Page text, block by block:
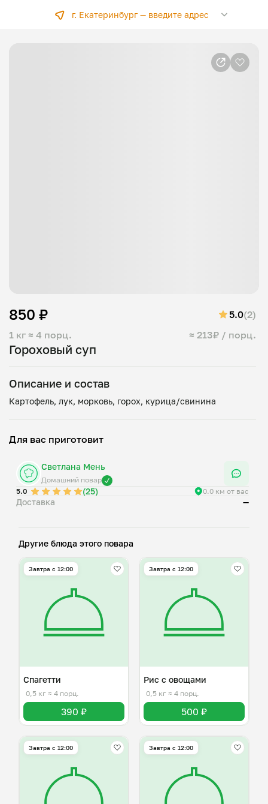
г. Екатеринбург —введите адрес
Гороховый суп
1 кг ≈ 4 порц. ≈ 213₽ / порц.
850 ₽ 5.0(2)
Описание и состав
Для вас приготовит
Светлана Мень
Домашний повар
5.0
(25) 0.0 км от вас
Доставка —
Другие блюда этого повара
Завтра c 12:00
Спагетти
0,5 кг ≈ 4 порц.
390 ₽
Завтра c 12:00
Рис с овощами
0,5 кг ≈ 4 порц.
500 ₽
Завтра c 12:00 Завтра c 12:00